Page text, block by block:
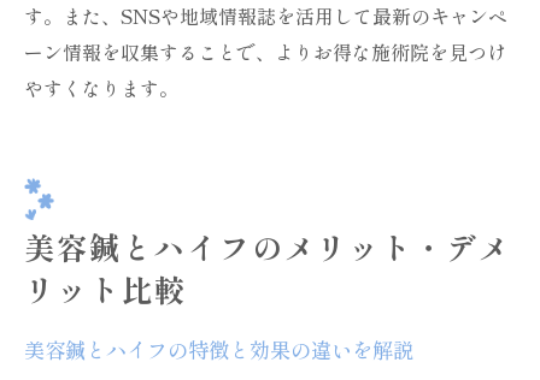
す。また、SNSや地域情報誌を活用して最新のキャンペ
ーン情報を収集することで、よりお得な施術院を見つけ
やすくなります。
美容鍼とハイフのメリット・デメ
リット比較
美容鍼とハイフの特徴と効果の違いを解説